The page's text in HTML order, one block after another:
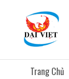
content
Trang Chủ